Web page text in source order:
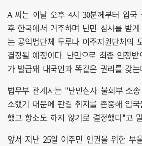
A 씨는 이날 오후 4시 30분께부터 입국
후 한국에서 거주하며 난민 심사를 받
는 공익법단체 두루나 이주지원단체의
결정될 예정이다. 난민으로 최종 인정받
가 발급돼 내국인과 똑같은 권리를 갖는
법무부 관계자는 "난민심사 불회부 소
소했기 때문에 판결 취지를 존중해 입
했고 항소도 하지 않기로 결정했다"고
앞서 지난 25일 이주민 인권을 위한 부